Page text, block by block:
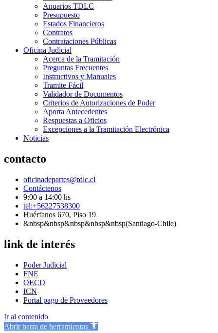
Anuarios TDLC
Presupuesto
Estados Financieros
Contratos
Contrataciones Públicas
Oficina Judicial
Acerca de la Tramitación
Preguntas Frecuentes
Instructivos y Manuales
Tramite Fácil
Validador de Documentos
Criterios de Autorizaciones de Poder
Aporta Antecedentes
Respuestas a Oficios
Excepciones a la Tramitación Electrónica
Noticias
contacto
oficinadepartes@tdlc.cl
Contáctenos
9:00 a 14:00 hs
tel:+56227538300
Huérfanos 670, Piso 19
&nbsp&nbsp&nbsp&nbsp&nbsp(Santiago-Chile)
link de interés
Poder Judicial
FNE
OECD
ICN
Portal pago de Proveedores
Ir al contenido
Abrir barra de herramientas